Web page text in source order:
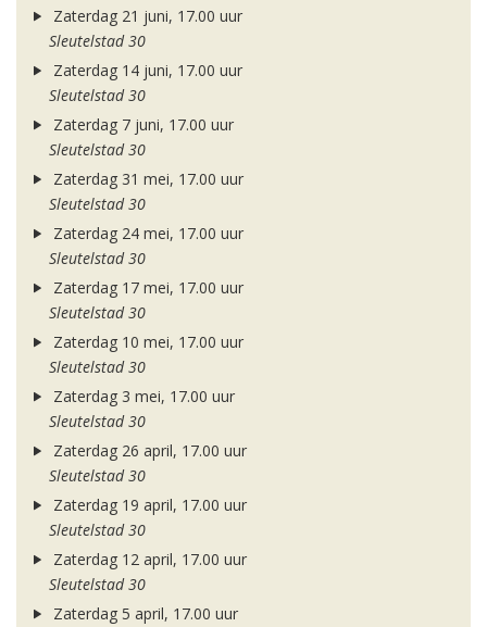
Zaterdag 21 juni, 17.00 uur
Sleutelstad 30
Zaterdag 14 juni, 17.00 uur
Sleutelstad 30
Zaterdag 7 juni, 17.00 uur
Sleutelstad 30
Zaterdag 31 mei, 17.00 uur
Sleutelstad 30
Zaterdag 24 mei, 17.00 uur
Sleutelstad 30
Zaterdag 17 mei, 17.00 uur
Sleutelstad 30
Zaterdag 10 mei, 17.00 uur
Sleutelstad 30
Zaterdag 3 mei, 17.00 uur
Sleutelstad 30
Zaterdag 26 april, 17.00 uur
Sleutelstad 30
Zaterdag 19 april, 17.00 uur
Sleutelstad 30
Zaterdag 12 april, 17.00 uur
Sleutelstad 30
Zaterdag 5 april, 17.00 uur